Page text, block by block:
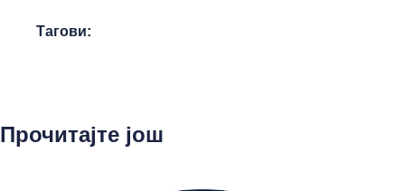
Тагови:
Прочитајте још